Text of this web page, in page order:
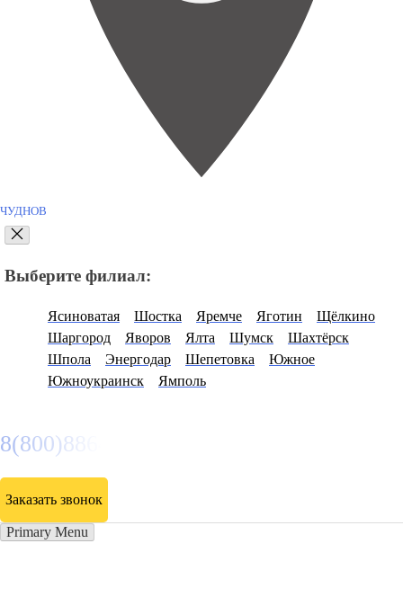
ЧУДНОВ
Выберите филиал:
Ясиноватая Шостка Яремче Яготин
Щёлкино
Шаргород
Яворов Ялта Шумск
Шахтёрск
Шпола
Энергодар Шепетовка
Южное
Южноукраинск
Ямполь
8(800)886486
Заказать звонок
Primary Menu